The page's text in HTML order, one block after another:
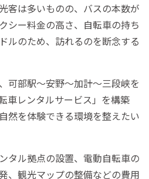
客は多いものの、バスの本数が
シー料金の高さ、自転車の持ち
ルのため、訪れるのを断念する
可部駅～安野～加計～三段峡を
車レンタルサービス」を構築
然を体験できる環境を整えたい
タル拠点の設置、電動自転車の
、観光マップの整備などの費用